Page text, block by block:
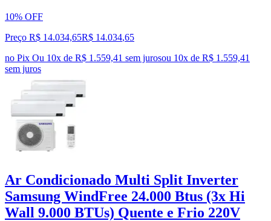
10% OFF
Preço R$ 14.034,65R$ 14.034,65
no Pix Ou 10x de R$ 1.559,41 sem jurosou 10x de R$ 1.559,41
sem juros
Ar Condicionado Multi Split Inverter
Samsung WindFree 24.000 Btus (3x Hi
Wall 9.000 BTUs) Quente e Frio 220V